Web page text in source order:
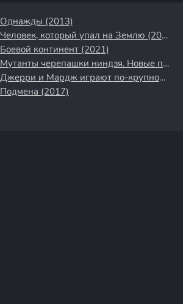
Однажды (2013)
Человек, который упал на Землю (2022)
Боевой континент (2021)
Мутанты черепашки ниндзя. Новые приключения! (2003)
Джерри и Мардж играют по-крупному (2022)
Подмена (2017)